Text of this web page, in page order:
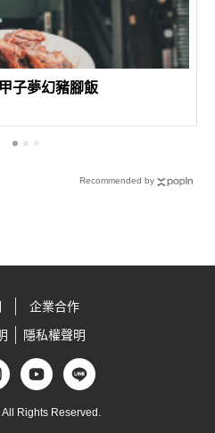
子夢幻豬腳飯
Recommended by
企業合作
隱私權聲明
Rights Reserved.